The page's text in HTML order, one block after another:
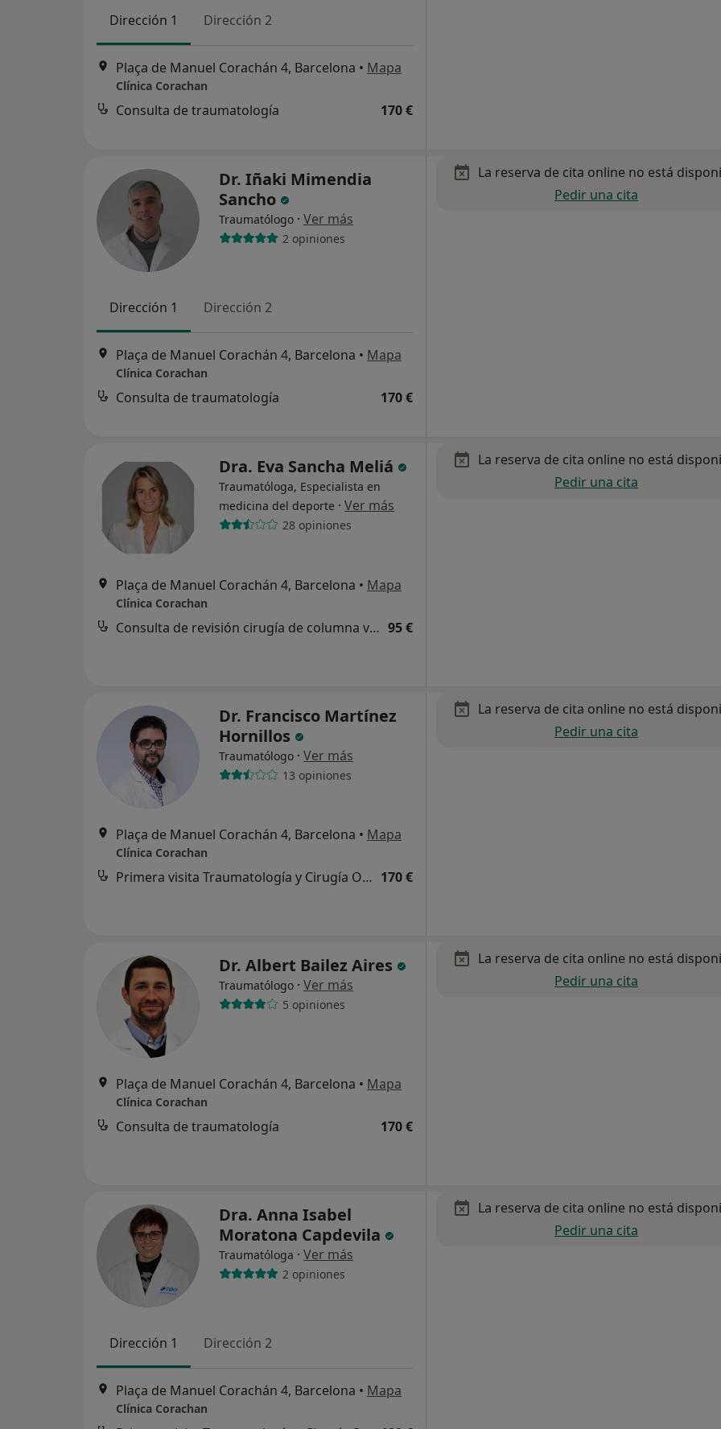
Dirección 1 Dirección 2
Plaça de Manuel Corachán 4, Barcelona • Mapa
Clínica Corachan
Consulta de traumatología 170 €
Dr. Iñaki Mimendia
Sancho
Traumatólogo · Ver más
2 opiniones
Dirección 1 Dirección 2
Plaça de Manuel Corachán 4, Barcelona • Mapa
Clínica Corachan
Consulta de traumatología 170 €
La reserva de cita online no está
Pedir una cita
Dra. Eva Sancha Meliá
Traumatóloga, Especialista en
medicina del deporte · Ver más
28 opiniones
Plaça de Manuel Corachán 4, Barcelona • Mapa
Clínica Corachan
Consulta de revisión cirugía de columna vertebral 95 €
La reserva de cita online no está
Pedir una cita
Dr. Francisco Martínez
Hornillos
Traumatólogo · Ver más
13 opiniones
Plaça de Manuel Corachán 4, Barcelona • Mapa
Clínica Corachan
Primera visita Traumatología y Cirugía Ortopédica 170 €
La reserva de cita online no está
Pedir una cita
Dr. Albert Bailez Aires
Traumatólogo · Ver más
5 opiniones
Plaça de Manuel Corachán 4, Barcelona • Mapa
Clínica Corachan
Consulta de traumatología 170 €
La reserva de cita online no está
Pedir una cita
Dra. Anna Isabel
Moratona Capdevila
Traumatóloga · Ver más
2 opiniones
Dirección 1 Dirección 2
Plaça de Manuel Corachán 4, Barcelona • Mapa
Clínica Corachan
La reserva de cita online no está
Pedir una cita